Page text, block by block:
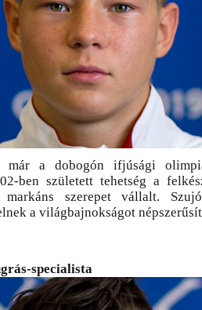
már a dobogón ifjúsági
ben született tehetség a
markáns szerepet vállalt.
a világbajnokságot
specialista